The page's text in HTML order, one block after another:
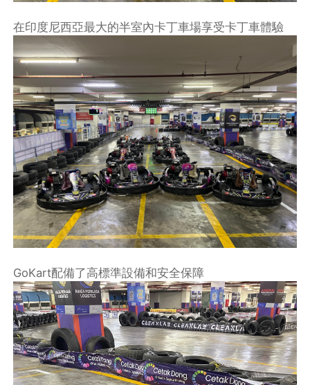
在印度尼西亞最大的半室內卡丁車場享受卡丁車體驗
GoKart配備了高標準設備和安全保障